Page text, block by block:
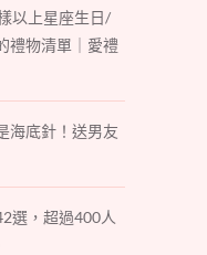
以上星座生日/
禮物清單｜愛禮
海底針！送男友
選，超過400人